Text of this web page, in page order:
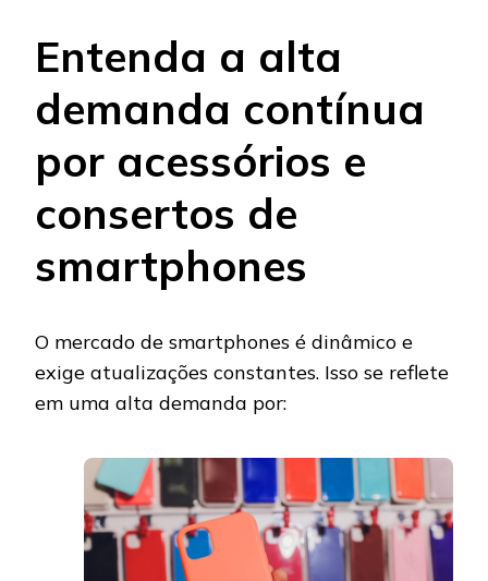
Entenda a alta
demanda contínua
por acessórios e
consertos de
smartphones
O mercado de smartphones é dinâmico e
exige atualizações constantes. Isso se reflete
em uma alta demanda por: